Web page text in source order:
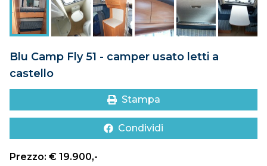
DOVE SIAMO
CONTATTI
Blu Camp Fly 51 - camper usato letti a
castello
Stampa
Condividi
Prezzo: € 19.900,-